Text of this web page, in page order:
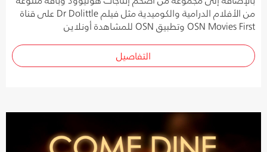
من الأفلام الدرامية والكوميدية مثل فيلم Dr Dolittle على قناة
OSN Movies First وتطبيق OSN للمشاهدة أونلاين
التفاصيل